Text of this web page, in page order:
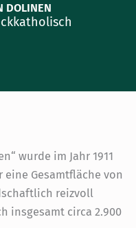
DOLINEN
katholisch
wurde im Jahr 1911
Gesamtfläche von
reizvoll
insgesamt circa 2.900